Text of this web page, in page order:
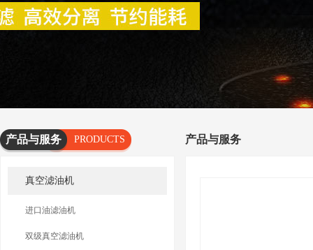
产品与服务
PRODUCTS
真空滤油机
进口油滤油机
双级真空滤油机
产品与服务